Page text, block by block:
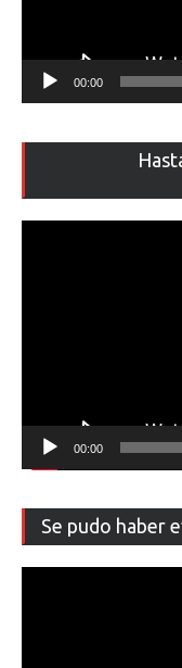
00:00
00:00
Se pudo haber